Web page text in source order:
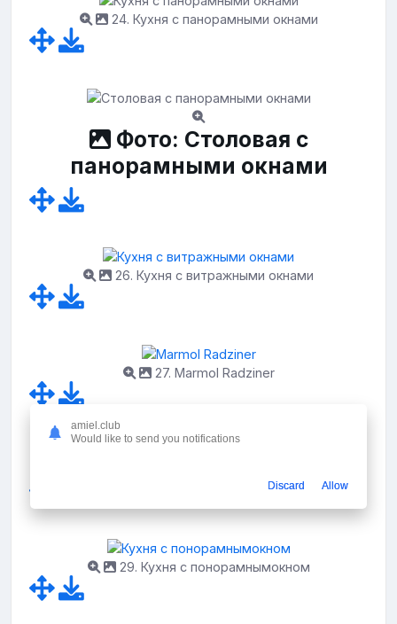
24. Кухня с панорамными окнами
Фото: Столовая с
панорамными окнами
26. Кухня с витражными окнами
27. Marmol Radziner
29. Кухня с понорамнымокном
amiel.club
Would like to send you notifications
Discard Allow